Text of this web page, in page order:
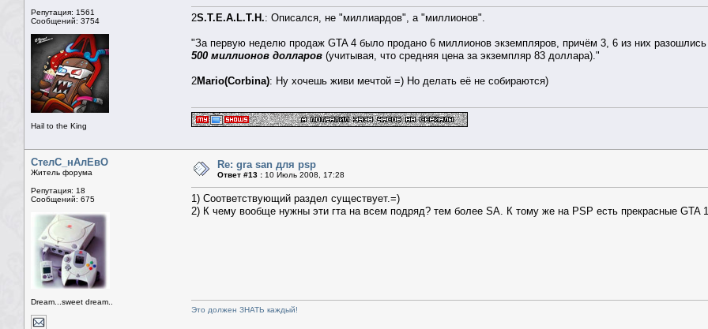
Репутация: 1561
Сообщений: 3754
Hail to the King
2S.T.E.A.L.T.H.: Описался, не "миллиардов", а "миллионов".
"За первую неделю продаж GTA 4 было продано 6 миллионов экземпляров, причём 3, 6 из них
500 миллионов долларов (учитывая, что средняя цена за экземпляр 83 доллара)."
2Mario(Corbina): Ну хочешь живи мечтой =) Но делать её не собираются)
СтелС_нАлЕвО
Житель форума
Репутация: 18
Сообщений: 675
Dream...sweet dream..
Re: gra san для psp
Ответ #13 : 10 Июль 2008, 17:28
1) Соответствующий раздел существует.=)
2) К чему вообще нужны эти гта на всем подряд? тем более SA. К тому же на PSP есть прекрасные GTA
Это должен ЗНАТЬ каждый!